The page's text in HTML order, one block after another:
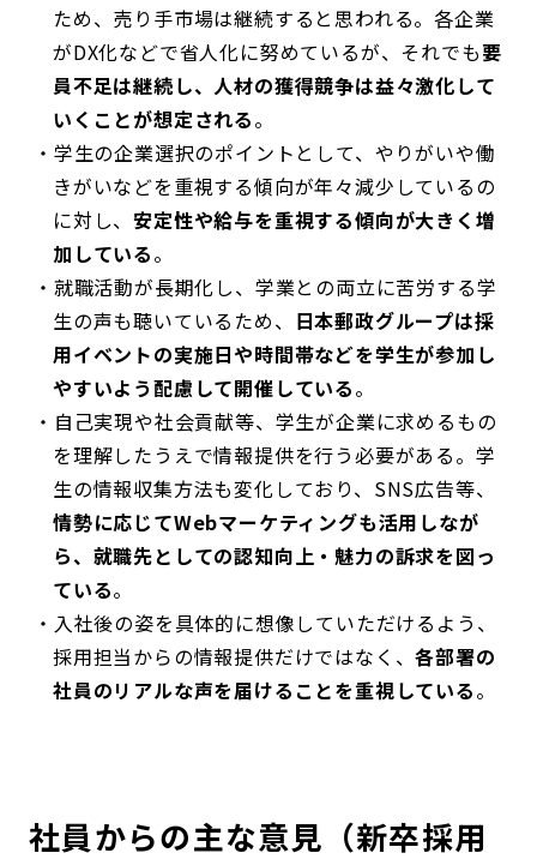
ため、売り手市場は継続すると思われる。各企業
がDX化などで省人化に努めているが、それでも要
員不足は継続し、人材の獲得競争は益々激化して
いくことが想定される。
学生の企業選択のポイントとして、やりがいや働
きがいなどを重視する傾向が年々減少しているの
に対し、安定性や給与を重視する傾向が大きく増
加している。
就職活動が長期化し、学業との両立に苦労する学
生の声も聴いているため、 日本郵政グループは採
用イベントの実施日や時間帯などを学生が参加し
やすいよう配慮して開催している。
自己実現や社会貢献等、学生が企業に求めるもの
を理解したうえで情報提供を行う必要がある。学
生の情報収集方法も変化しており、SNS広告等、
情勢に応じてWebマーケティングも活用しなが
ら、就職先としての認知向上・魅力の訴求を図っ
ている。
入社後の姿を具体的に想像していただけるよう、
採用担当からの情報提供だけではなく、各部署の
社員のリアルな声を届けることを重視している。
社員からの主な意見（新卒採用